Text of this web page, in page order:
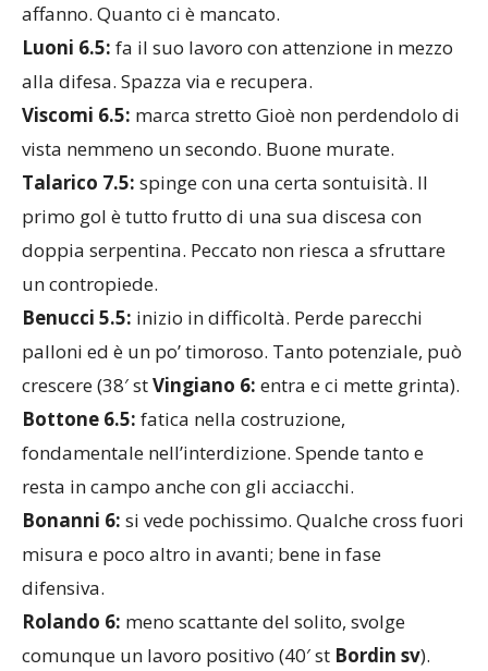
affanno. Quanto ci è mancato.
Luoni 6.5: fa il suo lavoro con attenzione in mezzo
alla difesa. Spazza via e recupera.
Viscomi 6.5: marca stretto Gioè non perdendolo di
vista nemmeno un secondo. Buone murate.
Talarico 7.5: spinge con una certa sontuisità. Il
primo gol è tutto frutto di una sua discesa con
doppia serpentina. Peccato non riesca a sfruttare
un contropiede.
Benucci 5.5: inizio in difficoltà. Perde parecchi
palloni ed è un po’ timoroso. Tanto potenziale, può
crescere (38′ stVingiano 6: entra e ci mette grinta).
Bottone 6.5: fatica nella costruzione,
fondamentale nell’interdizione. Spende tanto e
resta in campo anche con gli acciacchi.
Bonanni 6: si vede pochissimo. Qualche cross fuori
misura e poco altro in avanti; bene in fase
difensiva.
Rolando 6: meno scattante del solito, svolge
comunque un lavoro positivo (40′ st Bordin sv).